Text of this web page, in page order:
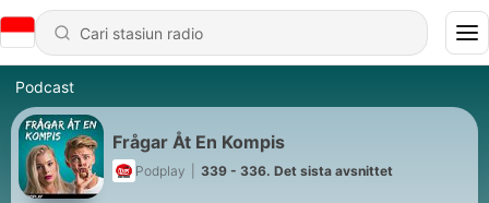
Podcast
Frågar Åt En Kompis
Podplay 339 - 336. Det sista avsnittet